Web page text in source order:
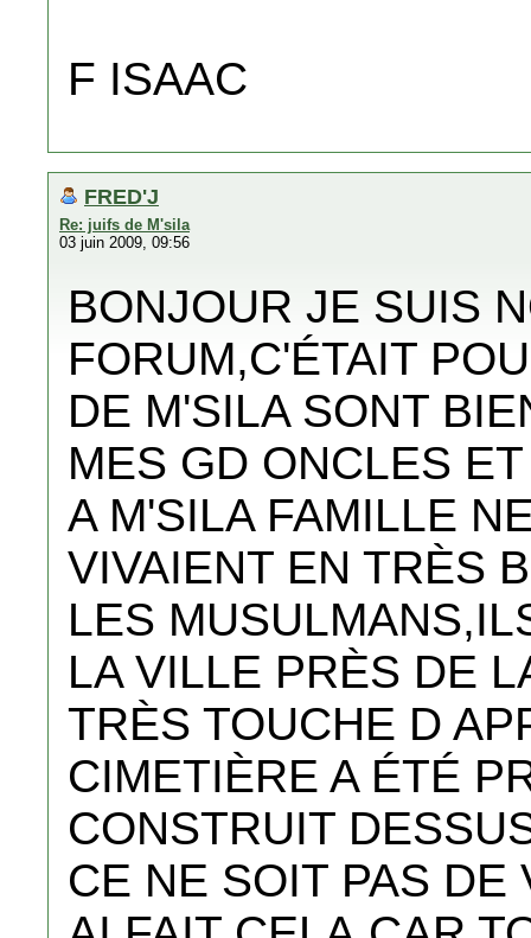
F ISAAC
FRED'J
Re: juifs de M'sila
03 juin 2009, 09:56
BONJOUR JE SUIS
FORUM,C'ÉTAIT
DE M'SILA SONT
MES GD ONCLES
A M'SILA FAMILLE
VIVAIENT EN TRÈS
LES
LA VILLE PRÈS DE
TRÈS TOUCHE D
CIMETIÈRE A ÉTÉ
CONSTRUIT
CE NE SOIT PAS DE